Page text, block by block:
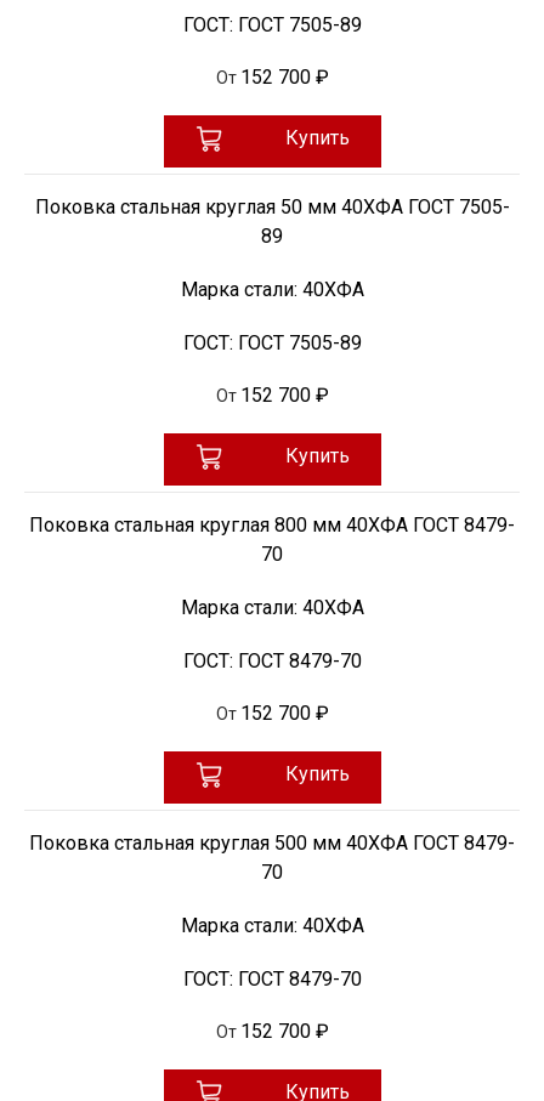
ГОСТ: ГОСТ 7505-89
От 152 700 ₽
Купить
Поковка стальная круглая 50 мм 40ХФА ГОСТ 7505-
89
Марка стали: 40ХФА
ГОСТ: ГОСТ 7505-89
От 152 700 ₽
Купить
Поковка стальная круглая 800 мм 40ХФА ГОСТ 8479-
70
Марка стали: 40ХФА
ГОСТ: ГОСТ 8479-70
От 152 700 ₽
Купить
Поковка стальная круглая 500 мм 40ХФА ГОСТ 8479-
70
Марка стали: 40ХФА
ГОСТ: ГОСТ 8479-70
От 152 700 ₽
Купить